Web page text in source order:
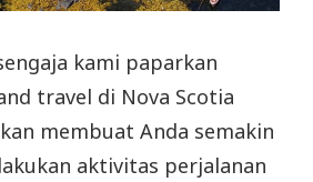
kami paparkan
travel di Nova Scotia
membuat Anda semakin
aktivitas perjalanan